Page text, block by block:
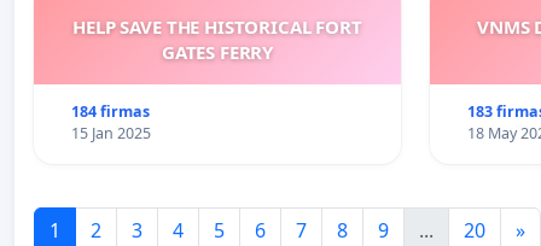
HELP SAVE THE HISTORICAL FORT
GATES FERRY
184 firmas
15 Jan 2025
VNMS
183
18 May
1 2 3 4 5 6 7 8 9 ... 20 »